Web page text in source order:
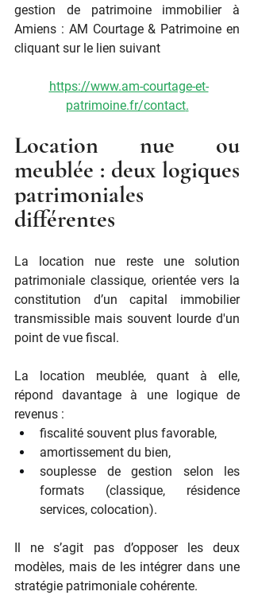
gestion de patrimoine immobilier à
Amiens : AM Courtage & Patrimoine en
cliquant sur le lien suivant
https://www.am-courtage-et-
patrimoine.fr/contact.
Location nue ou
meublée : deux logiques
patrimoniales
différentes
La location nue reste une solution
patrimoniale classique, orientée vers la
constitution d’un capital immobilier
transmissible mais souvent lourde d'un
point de vue fiscal.
La location meublée, quant à elle,
répond davantage à une logique de
revenus :
fiscalité souvent plus favorable,
amortissement du bien,
souplesse de gestion selon les
formats (classique, résidence
services, colocation).
Il ne s’agit pas d’opposer les deux
modèles, mais de les intégrer dans une
stratégie patrimoniale cohérente.